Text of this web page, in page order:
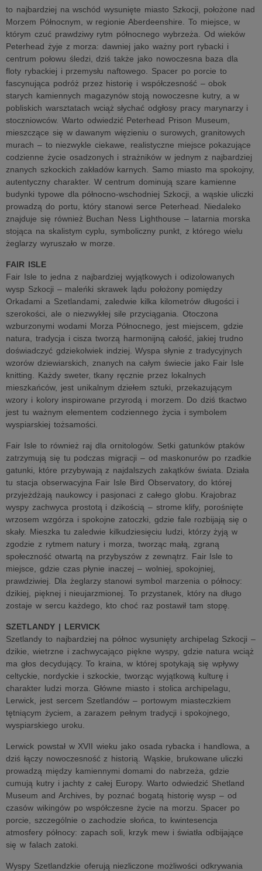
to najbardziej na wschód wysunięte miasto Szkocji, położone nad
Morzem Północnym, w regionie Aberdeenshire. To miejsce, w
którym czuć prawdziwy rytm północnego wybrzeża. Od wieków
Peterhead żyje z morza: dawniej jako ważny port rybacki i
centrum połowu śledzi, dziś także jako nowoczesna baza dla
floty rybackiej i przemysłu naftowego. Spacer po porcie to
fascynująca podróż przez historię i współczesność – obok
starych kamiennych magazynów stoją nowoczesne kutry, a w
pobliskich warsztatach wciąż słychać odgłosy pracy marynarzy i
stoczniowców. Warto odwiedzić Peterhead Prison Museum,
mieszczące się w dawanym więzieniu o surowych, granitowych
murach – to niezwykle ciekawe, realistyczne miejsce pokazujące
codzienne życie osadzonych i strażników w jednym z najbardziej
znanych szkockich zakładów karnych. Samo miasto ma spokojny,
autentyczny charakter. W centrum dominują szare kamienne
budynki typowe dla północno-wschodniej Szkocji, a wąskie uliczki
prowadzą do portu, który stanowi serce Peterhead. Niedaleko
znajduje się również Buchan Ness Lighthouse – latarnia morska
stojąca na skalistym cyplu, symboliczny punkt, z którego wielu
żeglarzy wyruszało w morze.
FAIR ISLE
Fair Isle to jedna z najbardziej wyjątkowych i odizolowanych
wysp Szkocji – maleńki skrawek lądu położony pomiędzy
Orkadami a Szetlandami, zaledwie kilka kilometrów długości i
szerokości, ale o niezwykłej sile przyciągania. Otoczona
wzburzonymi wodami Morza Północnego, jest miejscem, gdzie
natura, tradycja i cisza tworzą harmonijną całość, jakiej trudno
doświadczyć gdziekolwiek indziej. Wyspa słynie z tradycyjnych
wzorów dziewiarskich, znanych na całym świecie jako Fair Isle
knitting. Każdy sweter, tkany ręcznie przez lokalnych
mieszkańców, jest unikalnym dziełem sztuki, przekazującym
wzory i kolory inspirowane przyrodą i morzem. Do dziś tkactwo
jest tu ważnym elementem codziennego życia i symbolem
wyspiarskiej tożsamości.
Fair Isle to również raj dla ornitologów. Setki gatunków ptaków
zatrzymują się tu podczas migracji – od maskonurów po rzadkie
gatunki, które przybywają z najdalszych zakątków świata. Działa
tu stacja obserwacyjna Fair Isle Bird Observatory, do której
przyjeżdżają naukowcy i pasjonaci z całego globu. Krajobraz
wyspy zachwyca prostotą i dzikością – strome klify, porośnięte
wrzosem wzgórza i spokojne zatoczki, gdzie fale rozbijają się o
skały. Mieszka tu zaledwie kilkudziesięciu ludzi, którzy żyją w
zgodzie z rytmem natury i morza, tworząc małą, zgraną
społeczność otwartą na przybyszów z zewnątrz. Fair Isle to
miejsce, gdzie czas płynie inaczej – wolniej, spokojniej,
prawdziwiej. Dla żeglarzy stanowi symbol marzenia o północy:
dzikiej, pięknej i nieujarzmionej. To przystanek, który na długo
zostaje w sercu każdego, kto choć raz postawił tam stopę.
SZETLANDY | LERVICK
Szetlandy to najbardziej na północ wysunięty archipelag Szkocji –
dzikie, wietrzne i zachwycająco piękne wyspy, gdzie natura wciąż
ma głos decydujący. To kraina, w której spotykają się wpływy
celtyckie, nordyckie i szkockie, tworząc wyjątkową kulturę i
charakter ludzi morza. Główne miasto i stolica archipelagu,
Lerwick, jest sercem Szetlandów – portowym miasteczkiem
tętniącym życiem, a zarazem pełnym tradycji i spokojnego,
wyspiarskiego uroku.
Lerwick powstał w XVII wieku jako osada rybacka i handlowa, a
dziś łączy nowoczesność z historią. Wąskie, brukowane uliczki
prowadzą między kamiennymi domami do nabrzeża, gdzie
cumują kutry i jachty z całej Europy. Warto odwiedzić Shetland
Museum and Archives, by poznać bogatą historię wysp – od
czasów wikingów po współczesne życie na morzu. Spacer po
porcie, szczególnie o zachodzie słońca, to kwintesencja
atmosfery północy: zapach soli, krzyk mew i światła odbijające
się w falach zatoki.
Wyspy Szetlandzkie oferują niezliczone możliwości odkrywania